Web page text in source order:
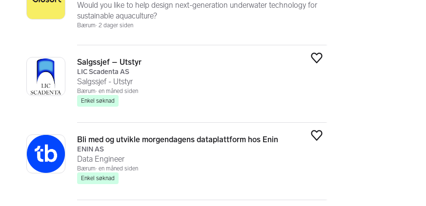
Would you like to help design next-generation underwater technology for
sustainable aquaculture?
Bærum 2 dager siden
Salgssjef – Utstyr
LIC Scadenta AS
Salgssjef - Utstyr
Bærum en måned siden
Enkel søknad
Bli med og utvikle morgendagens dataplattform hos Enin
ENIN AS
Data Engineer
Bærum en måned siden
Enkel søknad